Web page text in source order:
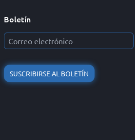
Boletín
SUSCRIBIRSE AL BOLETÍN